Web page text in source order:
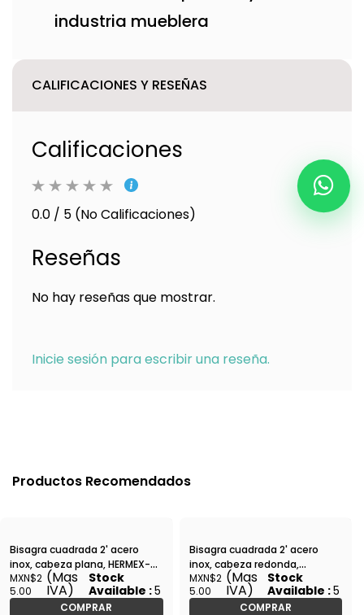
industria mueblera
CALIFICACIONES Y RESEÑAS
Calificaciones
0.0 / 5 (No Calificaciones)
Reseñas
No hay reseñas que mostrar.
Inicie sesión para escribir una reseña.
Productos Recomendados
Bisagra cuadrada 2' acero
inox, cabeza plana, HERMEX-
BC-204P / 43225
MXN$2
5.00
(Mas
IVA)
Stock
Available :5
COMPRAR
Bisagra cuadrada 2' acero
inox, cabeza redonda,
HERMEX-BC-204R / 43220
MXN$2
5.00
(Mas
IVA)
Stock
Available :5
COMPRAR